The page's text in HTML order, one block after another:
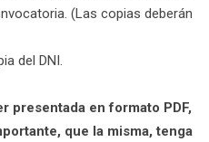
(Las copias deberán
del DNI.
presentada en formato PDF,
que la misma, tenga